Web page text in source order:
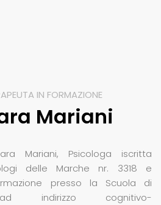
IN FORMAZIONE
Mariani
Mariani, Psicologa iscritta
delle Marche nr. 3318 e
presso la Scuola di
ad indirizzo cognitivo-